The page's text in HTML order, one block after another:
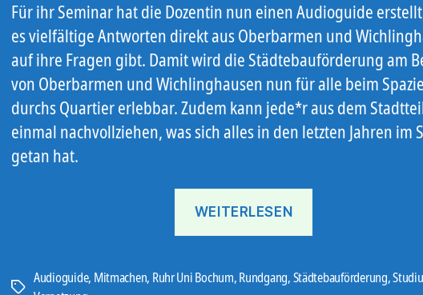
Für ihr Seminar hat die Dozentin nun einen Audioguide
es vielfältige Antworten direkt aus Oberbarmen und
auf ihre Fragen gibt. Damit wird die Städtebauförderung am
von Oberbarmen und Wichlinghausen nun für alle beim
durchs Quartier erlebbar. Zudem kann jede*r aus dem
einmal nachvollziehen, was sich alles in den letzten Jahren im
getan hat.
WEITERLESEN
&
Schlagwörter
Audioguide, Mitmachen, Ruhr Uni Bochum,Rundgang,Städtebauförderung,